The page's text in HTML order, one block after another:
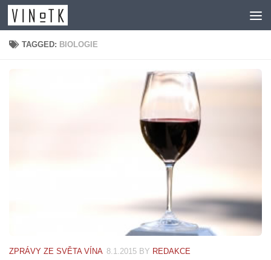
Skip to content
TAGGED: BIOLOGIE
ZPRÁVY ZE SVĚTA VÍNA 8.1.2015 BY REDAKCE